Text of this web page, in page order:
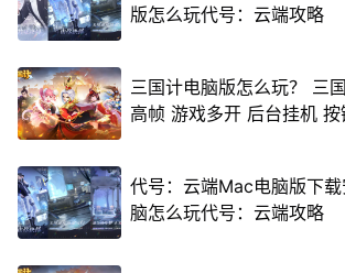
版怎么玩代号：云端攻略
三国计电脑版怎么玩？ 三
高帧 游戏多开 后台挂机 按
代号：云端Mac电脑版下
脑怎么玩代号：云端攻略